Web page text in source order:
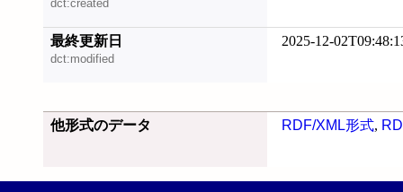
dct:created
最終更新日
dct:modified
2025-12-
他形式のデータ RDF/XML形式,